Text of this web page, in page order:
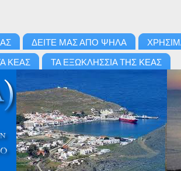
ΔΕΙΤΕ ΜΑΣ ΑΠΟ ΨΗΛΑ
ΚΕΑΣ ΤΑ ΕΞΩΚΛΗΣΣΙΑ ΤΗΣ ΚΕΑΣ